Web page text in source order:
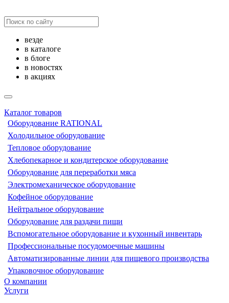
везде
в каталоге
в блоге
в новостях
в акциях
Каталог товаров
Оборудование RATIONAL
Холодильное оборудование
Тепловое оборудование
Хлебопекарное и кондитерское оборудование
Оборудование для переработки мяса
Электромеханическое оборудование
Кофейное оборудование
Нейтральное оборудование
Оборудование для раздачи пищи
Вспомогательное оборудование и кухонный инвентарь
Профессиональные посудомоечные машины
Автоматизированные линии для пищевого производства
Упаковочное оборудование
О компании
Услуги